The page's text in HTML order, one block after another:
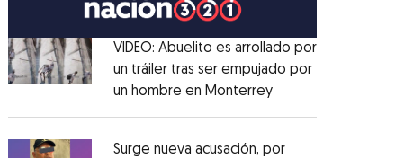
Opens in new window
VIDEO: Abuelito es arrollado por
un tráiler tras ser empujado por
un hombre en MonterreyOpens in new
Surge nueva acusación, por